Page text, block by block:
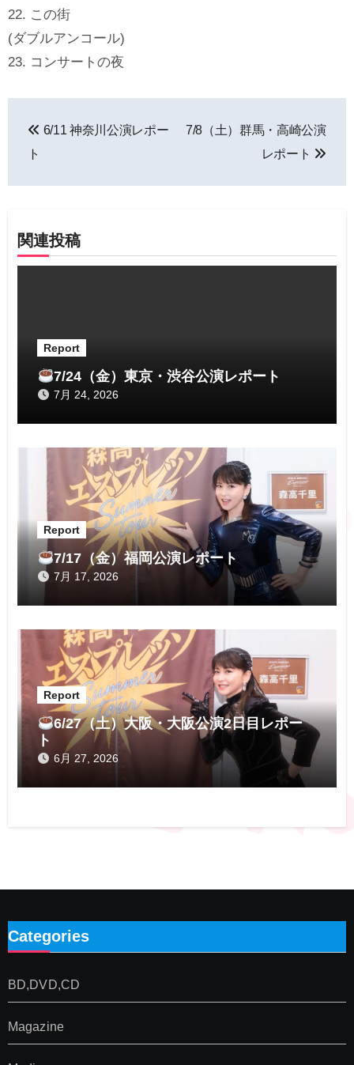
22. この街
(ダブルアンコール)
23. コンサートの夜
ナ
ゲ
ー
6/11 神奈川公演レポー
ト
7/8（土）群馬・高崎公演
レポート
関連投稿
Report
7/24（金）東京・渋谷公演レポート
7月 24, 2026
Report
7/17（金）福岡公演レポート
7月 17, 2026
Report
6/27（土）大阪・大阪公演2日目レポー
ト
6月 27, 2026
Categories
BD,DVD,CD
Magazine